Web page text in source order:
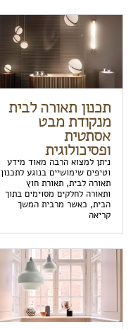
תכנון תאורה לבית
מנקודת מבט
אסתטית
ופסיכולוגית
ניתן למצוא הרבה מאוד מידע
וטיפים שימושיים בנוגע לתכנון
תאורה לבית, תאורת חוץ
ותאורה לחלקים מסוימים בתוך
הבית, כאשר מרבית המשך
קריאה